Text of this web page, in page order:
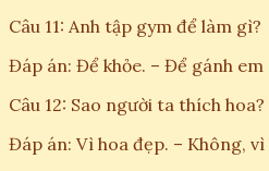
Câu 11: Anh tập gym để làm gì?
Đáp án: Để khỏe. – Để gánh em
Câu 12: Sao người ta thích hoa?
Đáp án: Vì hoa đẹp. – Không, vì